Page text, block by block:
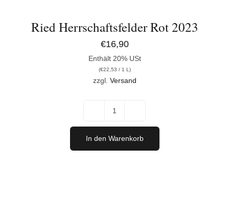
Ried Herrschaftsfelder Rot 2023
€16,90
Enthält 20% USt
(€22,53 / 1 L)
zzgl. Versand
Herrschaftsfelder
Rot
In den Warenkorb